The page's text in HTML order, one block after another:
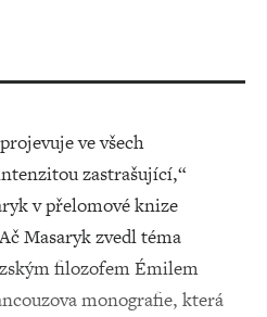
ve všech
zastrašující,“
v přelomové knize
Masaryk zvedl téma
filozofem Émilem
monografie, která